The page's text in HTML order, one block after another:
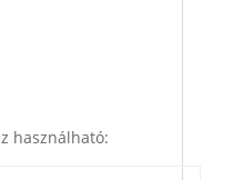
használható: